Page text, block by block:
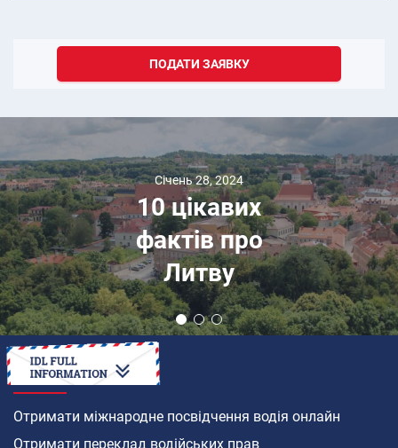
ПОДАТИ ЗАЯВКУ
Січень 28, 2024
10 цікавих
фактів про
Литву
ЯК
Отримати міжнародне посвідчення водія онлайн
Отримати переклад водійських прав